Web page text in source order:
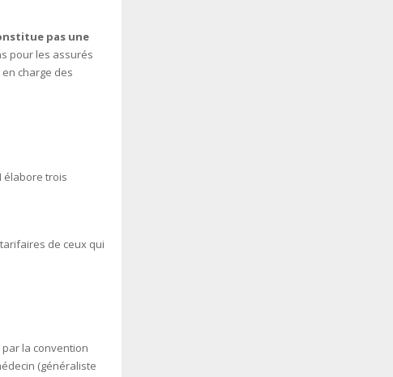
pas une
pour les assurés
charge des
élabore trois
de ceux qui
la convention
(généraliste